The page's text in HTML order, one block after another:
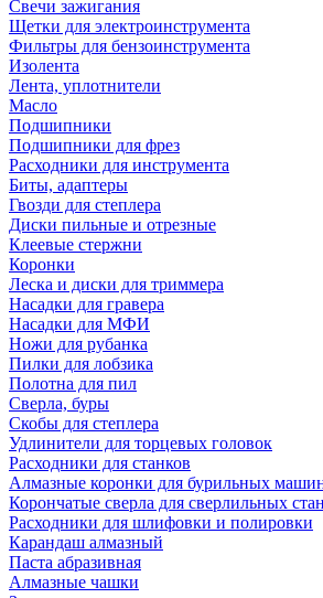
Свечи зажигания
Щетки для электроинструмента
Фильтры для бензоинструмента
Изолента
Лента, уплотнители
Масло
Подшипники
Подшипники для фрез
Расходники для инструмента
Биты, адаптеры
Гвозди для степлера
Диски пильные и отрезные
Клеевые стержни
Коронки
Леска и диски для триммера
Насадки для гравера
Насадки для МФИ
Ножи для рубанка
Пилки для лобзика
Полотна для пил
Сверла, буры
Скобы для степлера
Удлинители для торцевых головок
Расходники для станков
Алмазные коронки для бурильных
Корончатые сверла для сверлильных
Расходники для шлифовки и полировки
Карандаш алмазный
Паста абразивная
Алмазные чашки